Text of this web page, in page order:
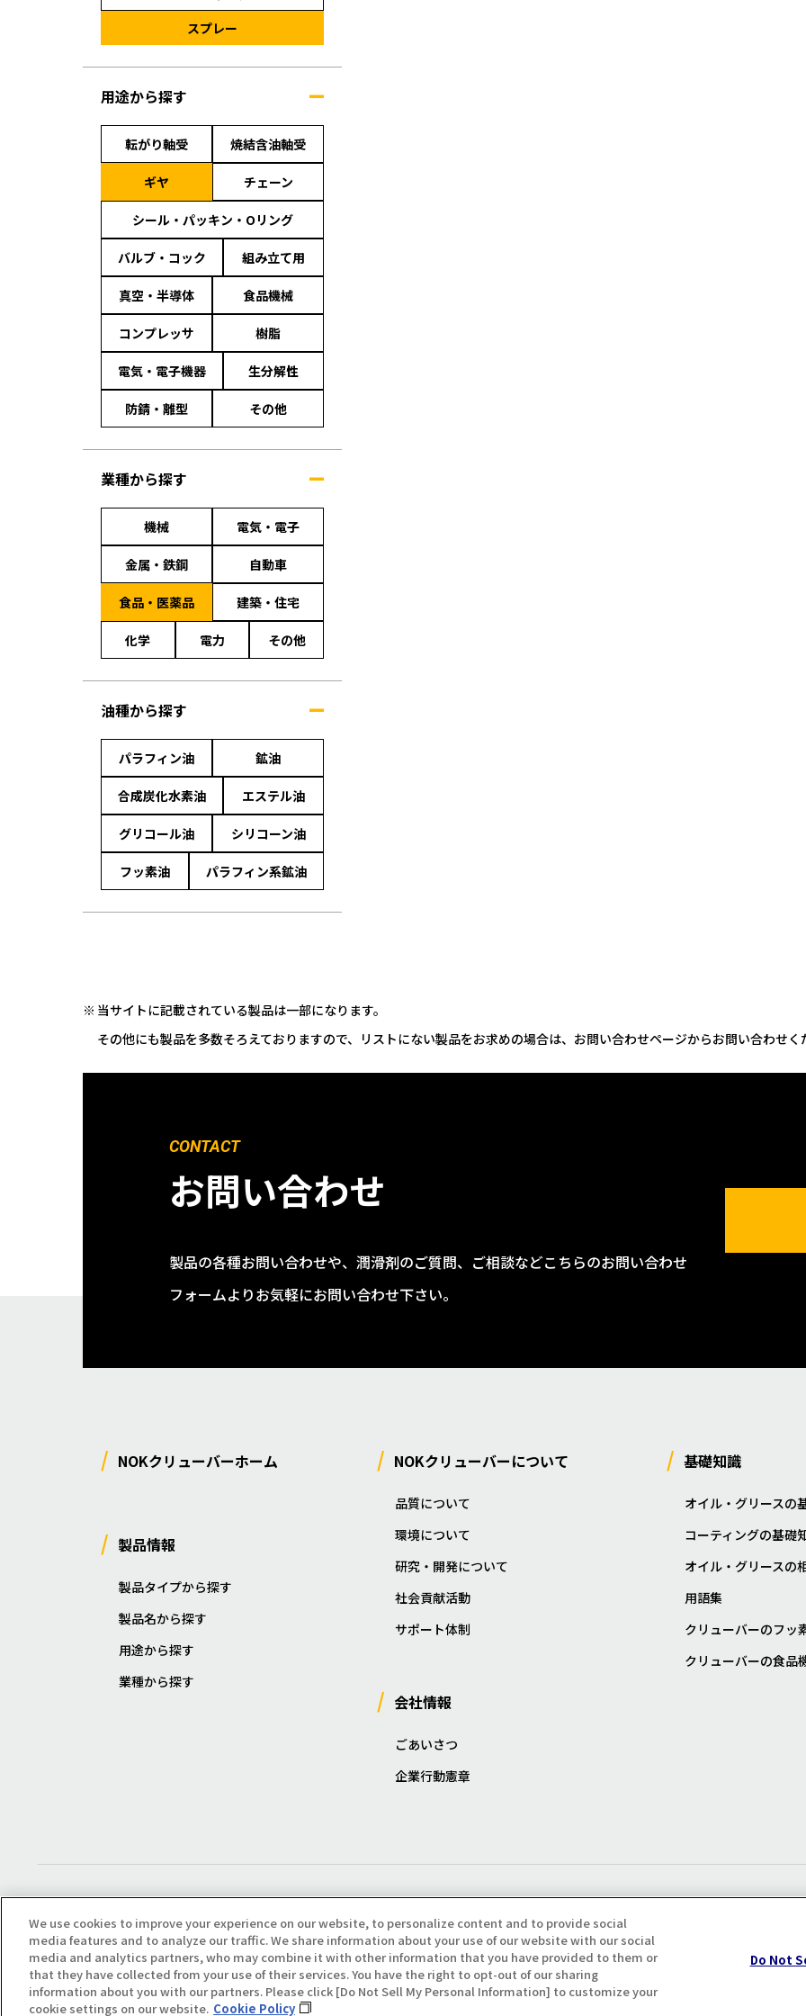
スプレー
用途から探す
転がり軸受 焼結含油軸受
ギヤ チェーン
シール・パッキン・Oリング
バルブ・コック 組み立て用
真空・半導体 食品機械
コンプレッサ 樹脂
電気・電子機器 生分解性
防錆・離型 その他
業種から探す
機械 電気・電子
金属・鉄鋼 自動車
食品・医薬品 建築・住宅
化学 電力 その他
油種から探す
パラフィン油 鉱油
合成炭化水素油 エステル油
グリコール油 シリコーン油
フッ素油 パラフィン系鉱油
当サイトに記載されている製品は一部になります。
その他にも製品を多数そろえておりますので、リストにない製品をお求めの場合は、お問い合わせページからお問い合わせく
CONTACT
お問い合わせ
製品の各種お問い合わせや、潤滑剤のご質問、ご相談などこちらのお問い合わせ
フォームよりお気軽にお問い合わせ下さい。
NOKクリューバーホーム
製品情報
製品タイプから探す
製品名から探す
用途から探す
業種から探す
NOKクリューバーについて
品質について
環境について
研究・開発について
社会貢献活動
サポート体制
会社情報
ごあいさつ
企業行動憲章
基礎知識
オイル・グリースの
コーティングの基礎
オイル・グリースの
用語集
クリューバーのフッ
クリューバーの食品
プライバシー・クッキーポリシ
Copyright(C) All Right Reserved. Producted by NOK KLÜBER CO., LTD.
We use cookies to improve your experience on our website, to personalize content and to provide social
media features and to analyze our traffic. We share information about your use of our website with our social
media and analytics partners, who may combine it with other information that you have provided to them or
that they have collected from your use of their services. You have the right to opt-out of our sharing
information about you with our partners. Please click [Do Not Sell My Personal Information] to customize your
cookie settings on our website. Cookie Policy
Do Not